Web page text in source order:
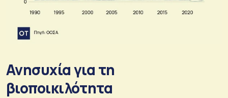
Ανησυχία για τη
βιοποικιλότητα